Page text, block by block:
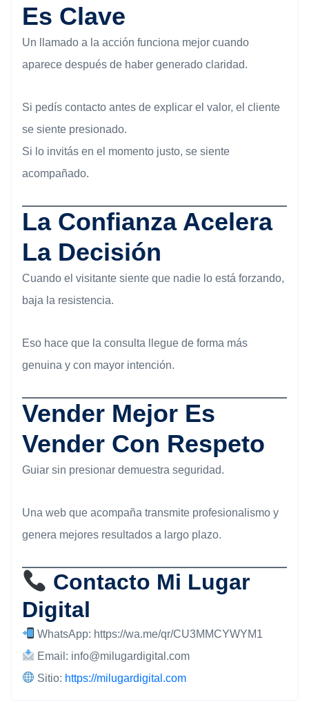
Es Clave
Un llamado a la acción funciona mejor cuando
aparece después de haber generado claridad.
Si pedís contacto antes de explicar el valor, el cliente
se siente presionado.
Si lo invitás en el momento justo, se siente
acompañado.
La Confianza Acelera
La Decisión
Cuando el visitante siente que nadie lo está forzando,
baja la resistencia.
Eso hace que la consulta llegue de forma más
genuina y con mayor intención.
Vender Mejor Es
Vender Con Respeto
Guiar sin presionar demuestra seguridad.
Una web que acompaña transmite profesionalismo y
genera mejores resultados a largo plazo.
Contacto Mi Lugar
Digital
WhatsApp: https://wa.me/qr/CU3MMCYWYM1
Email: info@milugardigital.com
Sitio: https://milugardigital.com